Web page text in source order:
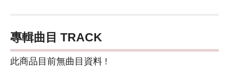
專輯曲目 TRACK
此商品目前無曲目資料 !